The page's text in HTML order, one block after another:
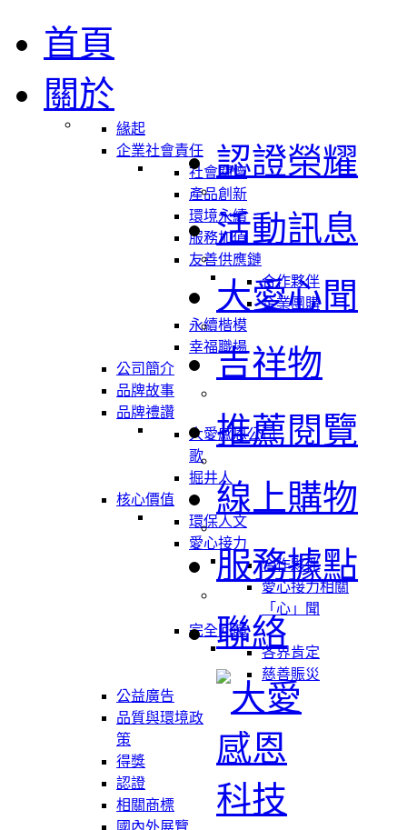
首頁
關於
緣起
企業社會責任
社會關懷
產品創新
環境永續
服務加值
友善供應鏈
合作夥伴
企業團購
永續楷模
幸福職場
公司簡介
品牌故事
品牌禮讚
大愛感恩公司
歌
掘井人
核心價值
環保人文
愛心接力
合作夥伴
愛心接力相關
「心」聞
完全回饋
各界肯定
慈善賑災
公益廣告
品質與環境政
策
認證榮耀
得獎
認證
相關商標
活動訊息
國內外展覽
大愛心聞
吉祥物
推薦閱覽
線上購物
服務據點
聯絡